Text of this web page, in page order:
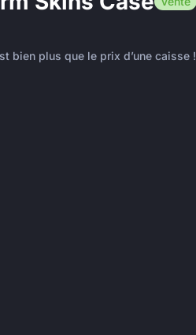
bien plus que le prix d’une caisse !